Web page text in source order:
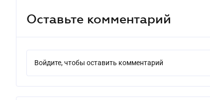
Оставьте комментарий
Войдите, чтобы оставить комментарий